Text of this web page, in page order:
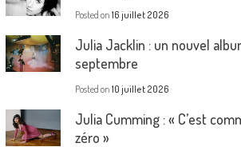
Posted on 16 juillet 2026
Julia Jacklin : un nouvel
septembre
Posted on 10 juillet 2026
Julia Cumming : « C’est
zéro »